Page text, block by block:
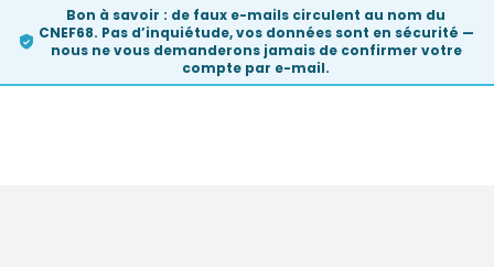
Bon à savoir : de faux e-mails circulent au nom du
CNEF68. Pas d’inquiétude, vos données sont en sécurité —
nous ne vous demanderons jamaisde confirmer votre
compte par e-mail.